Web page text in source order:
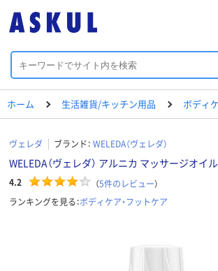
ホーム 生活雑貨/キッチン用品 ボディ
ヴェレダ ブランド： WELEDA（ヴェレダ）
WELEDA（ヴェレダ） アルニカ マッサージオイ
4.2 （5件のレビュー）
ランキングを見る：ボディケア・フットケア